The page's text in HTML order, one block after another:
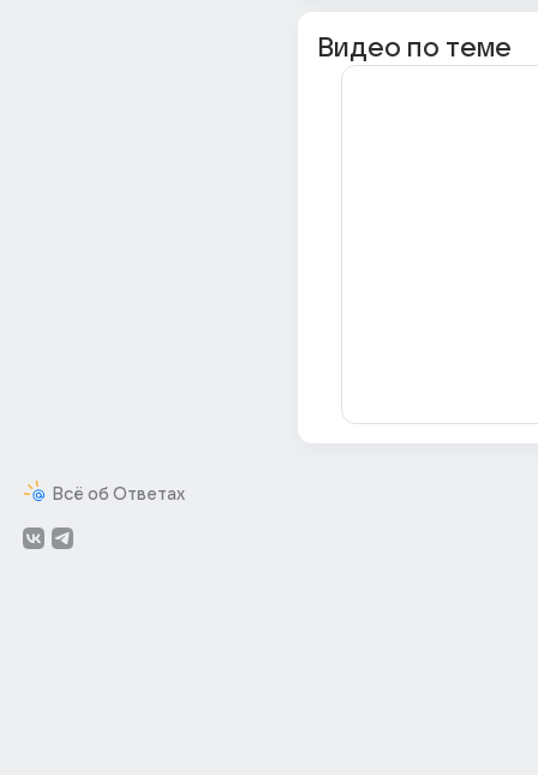
Всё об Ответах
Видео по теме